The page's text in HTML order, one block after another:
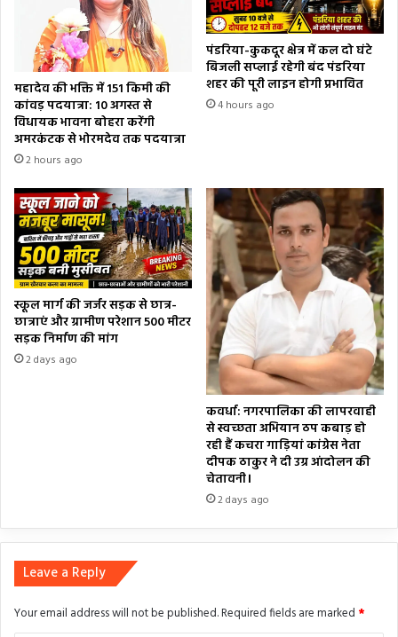
महादेव की भक्ति में 151 किमी की
कांवड़ पदयात्रा: 10 अगस्त से
विधायक भावना बोहरा करेंगी
अमरकंटक से भोरमदेव तक पदयात्रा
2 hours ago
पंडरिया-कुकदूर क्षेत्र में कल दो घंटे
बिजली सप्लाई रहेगी बंद पंडरिया
शहर की पूरी लाइन होगी प्रभावित
4 hours ago
स्कूल मार्ग की जर्जर सड़क से छात्र-
छात्राएं और ग्रामीण परेशान 500 मीटर
सड़क निर्माण की मांग
2 days ago
कवर्धा: नगरपालिका की लापरवाही
से स्वच्छता अभियान ठप कबाड़ हो
रही हैं कचरा गाड़ियां कांग्रेस नेता
दीपक ठाकुर ने दी उग्र आंदोलन की
चेतावनी।
2 days ago
Leave a Reply
Your email address will not be published.Required fields are marked *